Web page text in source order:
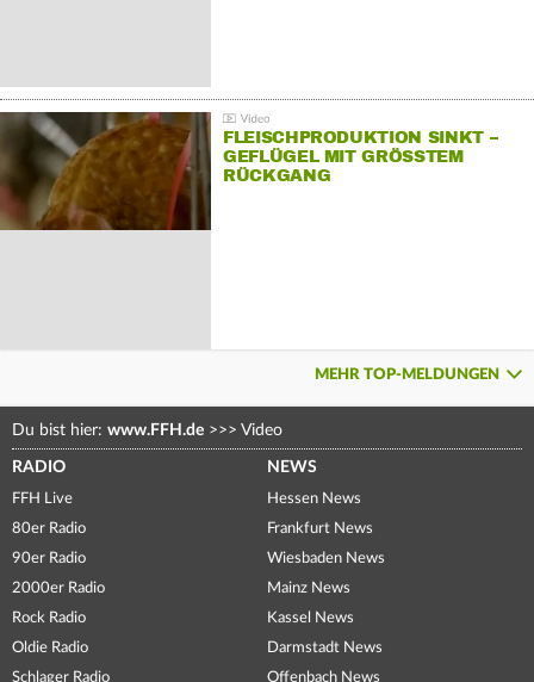
FLEISCHPRODUKTION SINKT –
GEFLÜGEL MIT GRÖSSTEM R
ÜCKGANG
MEHR TOP-MELDUNGEN
Du bist hier: www.FFH.de >>> Video
RADIO
FFH Live
80er Radio
90er Radio
2000er Radio
Rock Radio
Oldie Radio
Schlager Radio
NEWS
Hessen News
Frankfurt News
Wiesbaden News
Mainz News
Kassel News
Darmstadt News
Offenbach News